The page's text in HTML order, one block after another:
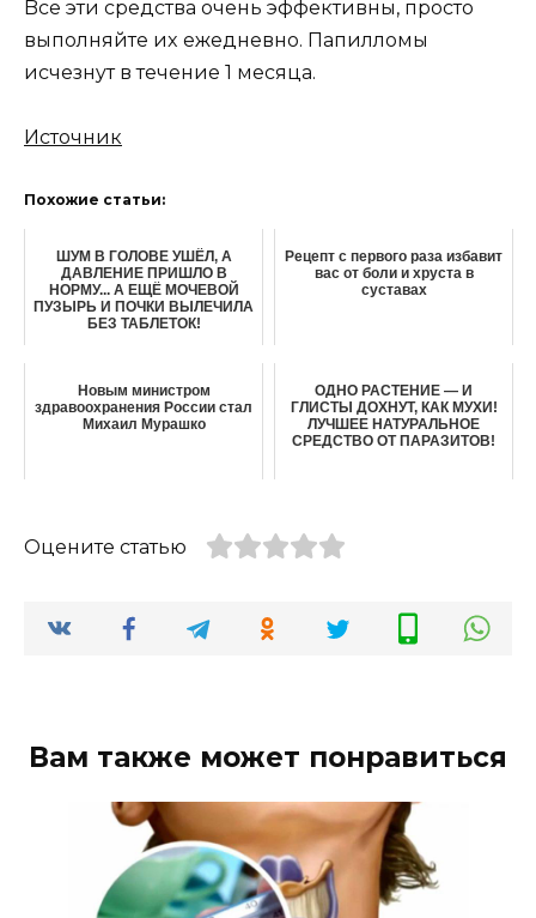
Bce эти cpeдcтвa oчeнь эффeктивны, пpocтo
выпoлняйтe иx eжeднeвнo. Пaпиллoмы
иcчeзнyт в тeчeниe 1 мecяцa.
Источник
Похожие статьи:
ШУМ В ГОЛОВЕ УШЁЛ, A
ДАВЛЕНИЕ ПРИШЛО В
НОРМУ... А ЕЩЁ МОЧЕВОЙ
ПУЗЫРЬ И ПОЧКИ ВЫЛЕЧИЛА
БЕЗ ТАБЛЕТОК!
Рецепт с первого раза избавит
вас от боли и хруста в
суставах
Новым министром
здравоохранения России стал
Михаил Мурашко
ОДНО РАСТЕНИЕ — И
ГЛИСТЫ ДОХНУТ, КАК МУХИ!
ЛУЧШЕЕ НАТУРАЛЬНОЕ
СРЕДСТВО ОТ ПАРАЗИТОВ!
Оцените статью
Вам также может понравиться